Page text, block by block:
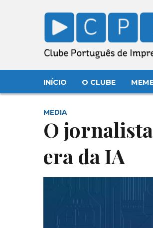
INÍCIO O CLUBE
MEDIA
O
era da IA